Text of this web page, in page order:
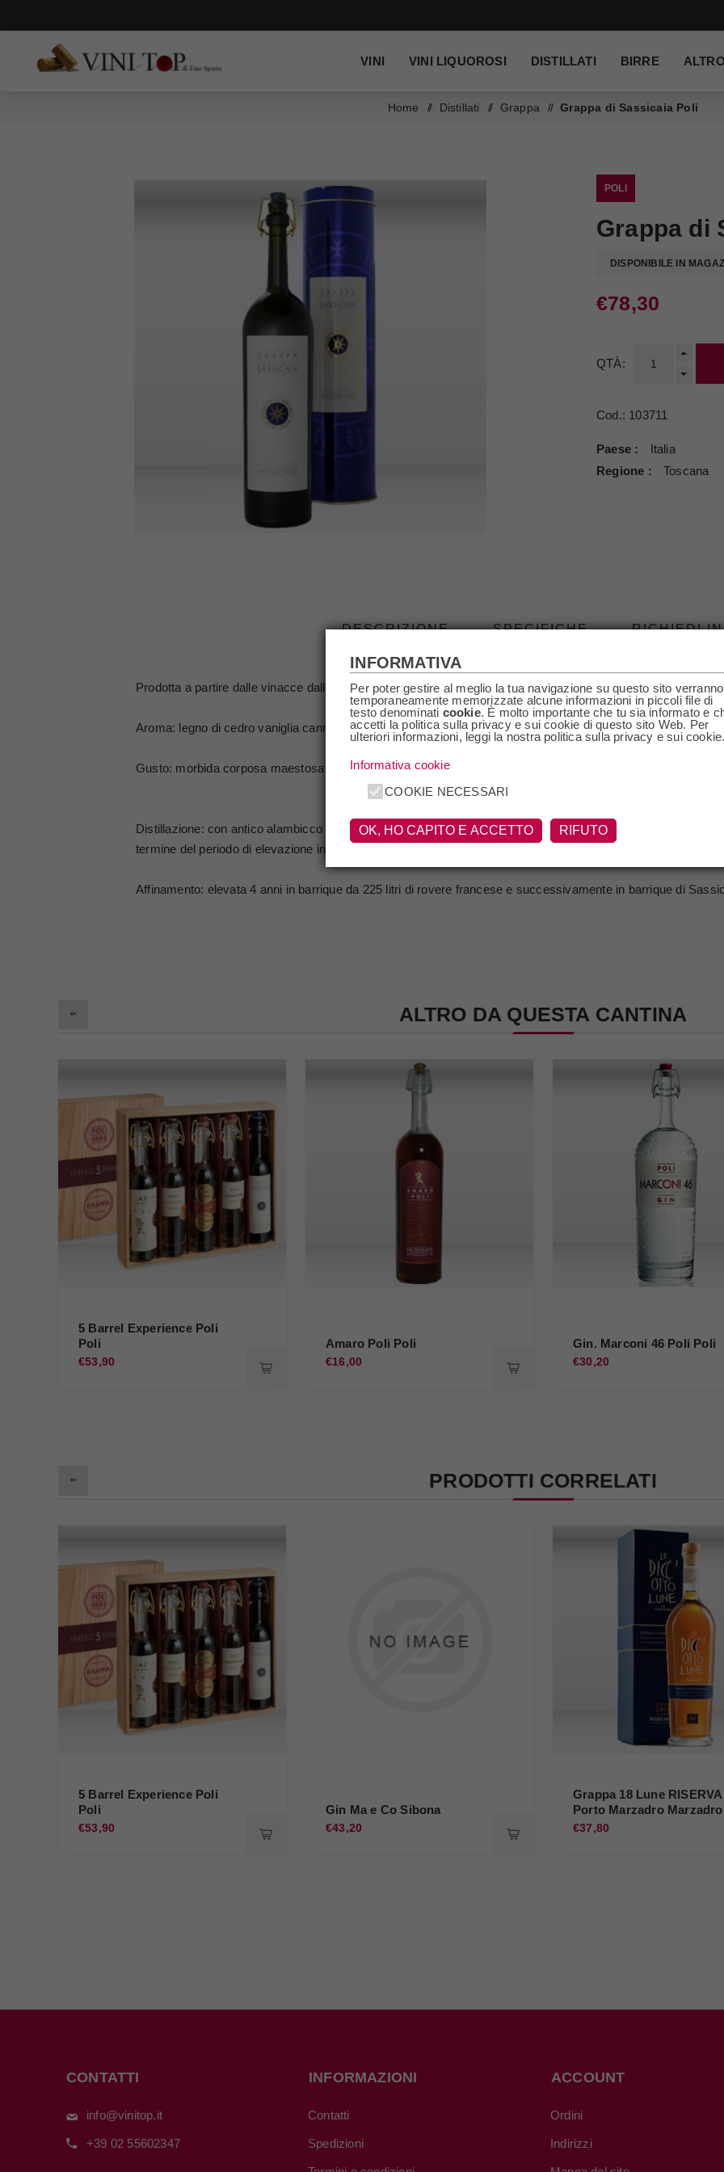
VINI VINI LIQUOROSI DISTILLATI BIRRE ALTRO
Home / Distillati / Grappa / Grappa di Sassicaia Poli
POLI
Grappa di
DISPONIBILE IN
€78,30
QTÀ:
Cod.: 103711
Paese
Italia
Regione
Toscana
DESCRIZIONE SPECIFICHE RICHIEDI
Prodotta a partire dalle vinacce dalle uve della tenuta San Guido Bolgheri.
Aroma: legno di cedro vaniglia cannella cacao caff? gelsomino frutta candita miele.
Gusto: morbida corposa maestosa con elegante sensazione finale di anice e liquirizia.
Distillazione: con antico alambicco in rame composto da caldaiette funzionanti a ciclo discontinuo. Il
termine del periodo di elevazione in barrique ?portato alla gradazione di consumo refrigerato a -6?C filtrato e
Affinamento: elevata 4 anni in barrique da 225 litri di rovere francese e successivamente in barrique di
ALTRO DA QUESTA CANTINA
5 Barrel Experience Poli
Poli
€53,90
Amaro Poli Poli
€16,00
Gin. Marconi 46 Poli Poli
€30,20
PRODOTTI CORRELATI
5 Barrel Experience Poli
Poli
€53,90
Gin Ma e Co Sibona
€43,20
Grappa 18 Lune RISERVA
Porto Marzadro Marzadro
€37,80
CONTATTI
info@vinitop.it
+39 02 55602347
INFORMAZIONI
Contatti
Spedizioni
ACCOUNT
Ordini
Indirizzi
INFORMATIVA
Per poter gestire al meglio la tua navigazione su questo sito verranno
temporaneamente memorizzate alcune informazioni in piccoli file di
testo denominati cookie. È molto importante che tu sia informato e
accetti la politica sulla privacy e sui cookie di questo sito Web. Per
ulteriori informazioni, leggi la nostra politica sulla privacy e sui cookie.
Informativa cookie
COOKIE NECESSARI
OK, HO CAPITO E ACCETTO RIFUTO